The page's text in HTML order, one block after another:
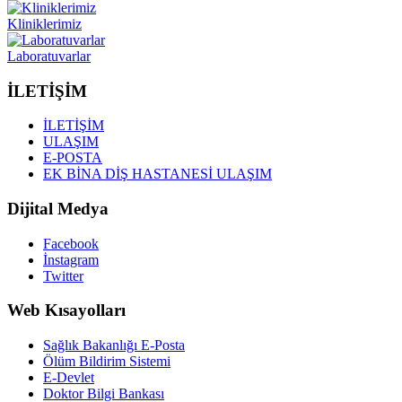
Kliniklerimiz
Laboratuvarlar
İLETİŞİM
İLETİŞİM
ULAŞIM
E-POSTA
EK BİNA DİŞ HASTANESİ ULAŞIM
Dijital Medya
Facebook
İnstagram
Twitter
Web Kısayolları
Sağlık Bakanlığı E-Posta
Ölüm Bildirim Sistemi
E-Devlet
Doktor Bilgi Bankası